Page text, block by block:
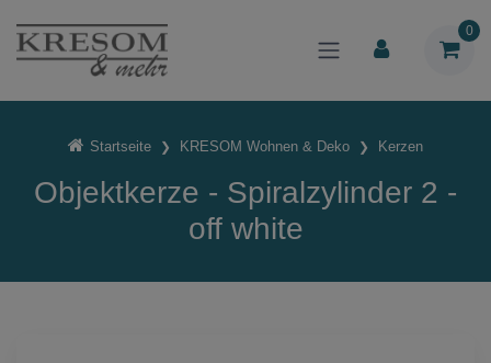
0
Startseite KRESOM Wohnen & Deko Kerzen
Objektkerze - Spiralzylinder 2 -
off white